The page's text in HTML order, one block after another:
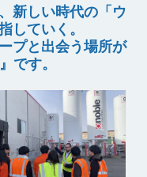
関するお知らせ
告書の連結財務諸表
に関するお知らせ
獲得！～同大会・種
快挙～
リ大会でアスリート
！～GP大会でのメダ
新しい時代の「ウ
していく。
プと出会う場所が
です。